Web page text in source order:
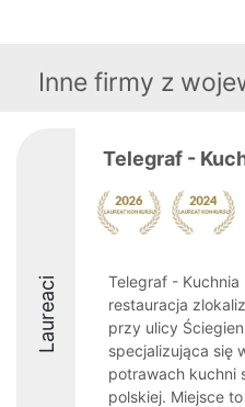
Inne firmy z
Laureaci
Telegraf -
Telegraf - Kuchnia
restauracja
przy ulicy
specjalizująca się
potrawach kuchni
polskiej. Miejsce